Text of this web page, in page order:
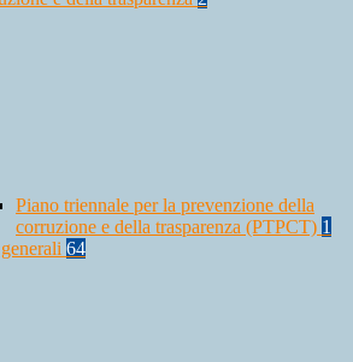
Piano triennale per la prevenzione della
corruzione e della trasparenza (PTPCT) 1
64